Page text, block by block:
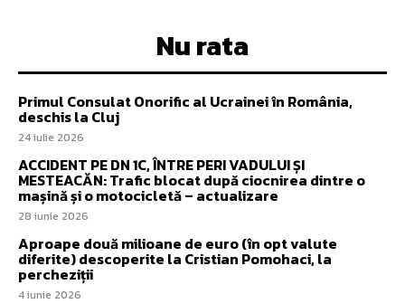
Nu rata
Primul Consulat Onorific al Ucrainei în România,
deschis la Cluj
24 iulie 2026
ACCIDENT PE DN 1C, ÎNTRE PERI VADULUI ȘI
MESTEACĂN: Trafic blocat după ciocnirea dintre o
mașină și o motocicletă – actualizare
28 iunie 2026
Aproape două milioane de euro (în opt valute
diferite) descoperite la Cristian Pomohaci, la
percheziții
4 iunie 2026